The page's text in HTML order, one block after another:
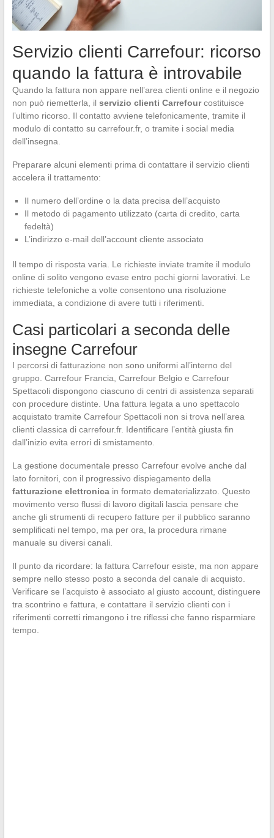
Servizio clienti Carrefour: ricorso
quando la fattura è introvabile
Quando la fattura non appare nell’area clienti online e il negozio
non può riemetterla, il servizio clienti Carrefourcostituisce
l’ultimo ricorso. Il contatto avviene telefonicamente, tramite il
modulo di contatto su carrefour.fr, o tramite i social media
dell’insegna.
Preparare alcuni elementi prima di contattare il servizio clienti
accelera il trattamento:
Il numero dell’ordine o la data precisa dell’acquisto
Il metodo di pagamento utilizzato (carta di credito, carta
fedeltà)
L’indirizzo e-mail dell’account cliente associato
Il tempo di risposta varia. Le richieste inviate tramite il modulo
online di solito vengono evase entro pochi giorni lavorativi. Le
richieste telefoniche a volte consentono una risoluzione
immediata, a condizione di avere tutti i riferimenti.
Casi particolari a seconda delle
insegne Carrefour
I percorsi di fatturazione non sono uniformi all’interno del
gruppo. Carrefour Francia, Carrefour Belgio e Carrefour
Spettacoli dispongono ciascuno di centri di assistenza separati
con procedure distinte. Una fattura legata a uno spettacolo
acquistato tramite Carrefour Spettacoli non si trova nell’area
clienti classica di carrefour.fr. Identificare l’entità giusta fin
dall’inizio evita errori di smistamento.
La gestione documentale presso Carrefour evolve anche dal
lato fornitori, con il progressivo dispiegamento della
fatturazione elettronicain formato dematerializzato. Questo
movimento verso flussi di lavoro digitali lascia pensare che
anche gli strumenti di recupero fatture per il pubblico saranno
semplificati nel tempo, ma per ora, la procedura rimane
manuale su diversi canali.
Il punto da ricordare: la fattura Carrefour esiste, ma non appare
sempre nello stesso posto a seconda del canale di acquisto.
Verificare se l’acquisto è associato al giusto account, distinguere
tra scontrino e fattura, e contattare il servizio clienti con i
riferimenti corretti rimangono i tre riflessi che fanno risparmiare
tempo.